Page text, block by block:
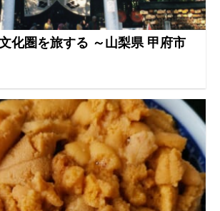
化圏を旅する ～山梨県 甲府市